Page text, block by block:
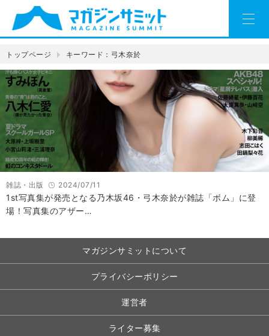
トップページ キーワード：弓木奈於
雑誌・出版 2024/07/11
1st写真集が発売となる乃木坂46・弓木奈於が雑誌「ボム」に登
場！写真集のアザー…
マガジンサミットについて
プライバシーポリシー
運営者
ライター募集